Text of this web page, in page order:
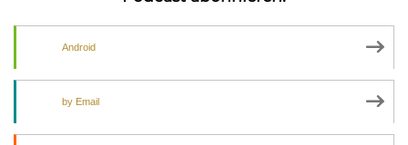
Android
by Email